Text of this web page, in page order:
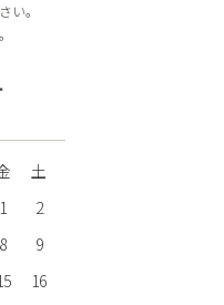
い。
土
1
2
8
9
16